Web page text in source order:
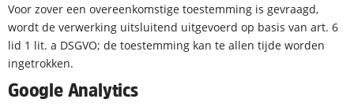
Voor zover een overeenkomstige toestemming is gevraagd,
wordt de verwerking uitsluitend uitgevoerd op basis van art. 6
lid 1 lit. a DSGVO; de toestemming kan te allen tijde worden
ingetrokken.
Google Analytics